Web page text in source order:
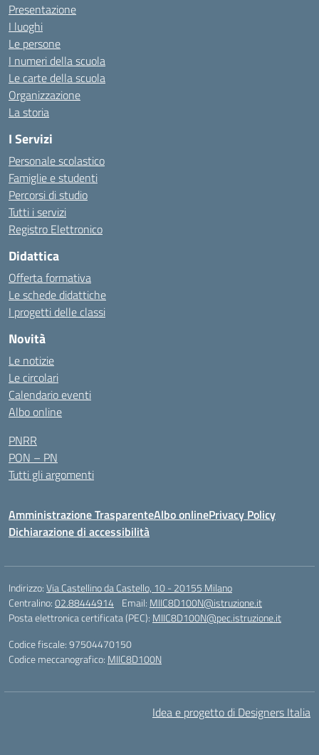
Presentazione
I luoghi
Le persone
I numeri della scuola
Le carte della scuola
Organizzazione
La storia
I Servizi
Personale scolastico
Famiglie e studenti
Percorsi di studio
Tutti i servizi
Registro Elettronico
Didattica
Offerta formativa
Le schede didattiche
I progetti delle classi
Novità
Le notizie
Le circolari
Calendario eventi
Albo online
PNRR
PON – PN
Tutti gli argomenti
Amministrazione TrasparenteAlbo onlinePrivacy Policy
Dichiarazione di accessibilità
Indirizzo:Via Castellino da Castello, 10 - 20155 Milano
Centralino:02.88444914 Email: MIIC8D100N@istruzione.it
Posta elettronica certificata (PEC): MIIC8D100N@pec.istruzione.it
Codice fiscale: 97504470150
Codice meccanografico: MIIC8D100N
Idea e progetto di Designers Italia